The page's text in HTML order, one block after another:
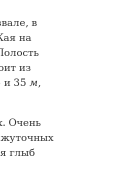
в
на
из
и 35 м,
Очень
глыб